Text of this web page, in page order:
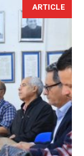
ARTICLE